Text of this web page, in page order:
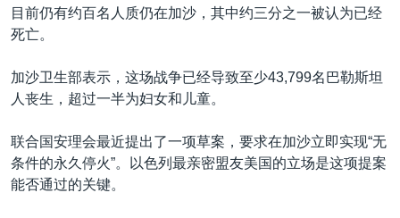
目前仍有约百名人质仍在加沙，其中约三分之一被认为已经
死亡。
加沙卫生部表示，这场战争已经导致至少43,799名巴勒斯坦
人丧生，超过一半为妇女和儿童。
联合国安理会最近提出了一项草案，要求在加沙立即实现“无
条件的永久停火”。以色列最亲密盟友美国的立场是这项提案
能否通过的关键。